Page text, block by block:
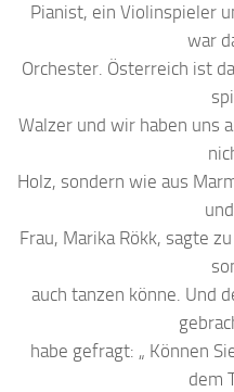
Pianist, ein Violinspieler
war
Orchester. Österreich ist
Walzer und wir haben uns
Holz, sondern wie aus
Frau, Marika Rökk, sagte
auch tanzen könne. Und
habe gefragt: „ Können
dem